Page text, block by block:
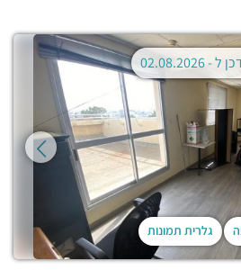
גלרית תמונות
ל -02.08.2026